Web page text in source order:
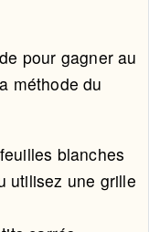
pour gagner au
méthode du
blanches
utilisez une grille